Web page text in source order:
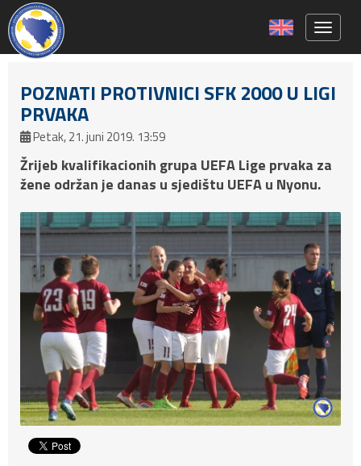
POZNATI PROTIVNICI SFK 2000 U LIGI
PRVAKA
Petak, 21. juni 2019. 13:59
Žrijeb kvalifikacionih grupa UEFA Lige prvaka za
žene održan je danas u sjedištu UEFA u Nyonu.